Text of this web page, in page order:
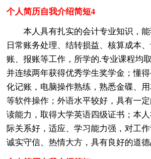
个人简历自我介绍简短4
本人具有扎实的会计专业知识，能
日常账务处理、结转损益、核算成本
账、报账等工作，所学的.专业课程均
并连续两年获得优秀学生奖学金；懂
化记账，电脑操作熟练，熟悉金碟、
等软件操作；外语水平较好，具有一
读能力，取得大学英语四级证书；本
际关系好，适应、学习能力强，对工
诚实守信、热情大方，具有良好的道德